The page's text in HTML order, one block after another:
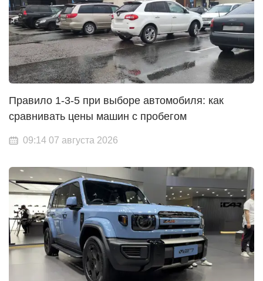
Правило 1-3-5 при выборе автомобиля: как
сравнивать цены машин с пробегом
09:14 07 августа 2026